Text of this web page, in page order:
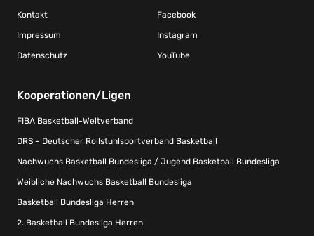
Kontakt
Impressum
Datenschutz
Facebook
Instagram
YouTube
Kooperationen/Ligen
FIBA Basketball-Weltverband
DRS – Deutscher Rollstuhlsportverband Basketball
Nachwuchs Basketball Bundesliga / Jugend Basketball Bundesliga
Weibliche Nachwuchs Basketball Bundesliga
Basketball Bundesliga Herren
2. Basketball Bundesliga Herren